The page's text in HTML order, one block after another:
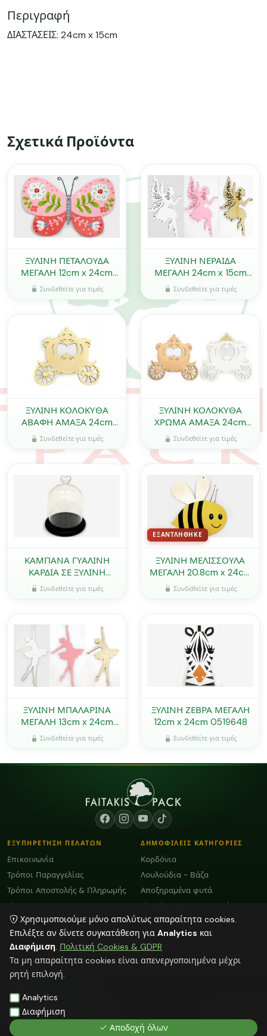
Περιγραφή
ΔΙΑΣΤΑΣΕΙΣ: 24cm x 15cm
Σχετικά Προϊόντα
ΞΥΛΙΝΗ ΠΕΤΑΛΟΥΔΑ
ΜΕΓΑΛΗ 12cm x 24cm
0519653
Συνδεθείτε για τιμές
ΞΥΛΙΝΗ ΝΕΡΑΙΔΑ
ΜΕΓΑΛΗ 24cm x 15cm
0519232
Συνδεθείτε για τιμές
ΞΥΛΙΝΗ ΚΟΛΟΚΥΘΑ
ΑΒΑΦΗ ΑΜΑΞΑ 24cm
ΜΕΓΑΛΗ 0519719
Συνδεθείτε για τιμές
ΞΥΛΙΝΗ ΚΟΛΟΚΥΘΑ
ΧΡΩΜΑ ΑΜΑΞΑ 24cm
ΜΕΓΑΛΗ 0519720
Συνδεθείτε για τιμές
ΚΑΜΠΑΝΑ ΓΥΑΛΙΝΗ
ΚΑΡΔΙΑ ΣΕ ΞΥΛΙΝΗ
ΜΑΥΡΗ ΒΑΣΗ ΜΕΓΑΛΗ
15cm 0503262
Συνδεθείτε για τιμές
ΕΞΑΝΤΛΉΘΗΚΕ
ΞΥΛΙΝΗ ΜΕΛΙΣΣΟΥΛΑ
ΜΕΓΑΛΗ 20.8cm x 24cm
0621311
Συνδεθείτε για τιμές
ΞΥΛΙΝΗ ΜΠΑΛΑΡΙΝΑ
ΜΕΓΑΛΗ 13cm x 24cm
0519657
Συνδεθείτε για τιμές
ΞΥΛΙΝΗ ΖΕΒΡΑ ΜΕΓΑΛΗ
12cm x 24cm 0519648
Συνδεθείτε για τιμές
ΕΞΥΠΗΡΕΤΗΣΗ ΠΕΛΑΤΩΝ
Επικοινωνία
Τρόποι Παραγγελίας
Τρόποι Αποστολής & Πληρωμής
Blog
Όροι Χρήσης και GDPR
ΔΗΜΟΦΙΛΕΙΣ ΚΑΤΗΓΟΡΙΕΣ
Κορδόνια
Λουλούδια - Βάζα
Αποξηραμένα φυτά
Plexiglass Διακοσμητικά
Κεριά
ΕΠΙΚΟΙΝΩΝΙΑ
ΗΡΑΚΛΕΙΟ: 2818103009
info@faitakispack.net
athens@faitakispack.net
ΘΕΣΣΑΛΟΝΙΚΗ:2310683980
thessaloniki@faitakispack.net
Χρησιμοποιούμε μόνο απολύτως απαραίτητα cookies.
Επιλέξτε αν δίνετε συγκατάθεση για Analytics και
Διαφήμιση. Πολιτική Cookies & GDPR
Τα μη απαραίτητα cookies είναι απενεργοποιημένα μέχρι
ρητή επιλογή.
Analytics
Διαφήμιση
Αποδοχή όλων